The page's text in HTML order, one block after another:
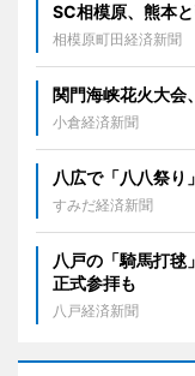
SC相模原、熊本
相模原町田経済新聞
関門海峡花火大会
小倉経済新聞
八広で「八八祭
すみだ経済新聞
八戸の「騎馬打
正式参拝も
八戸経済新聞